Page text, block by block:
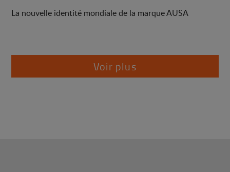
La nouvelle identité mondiale de la marque AUSA
Voir plus